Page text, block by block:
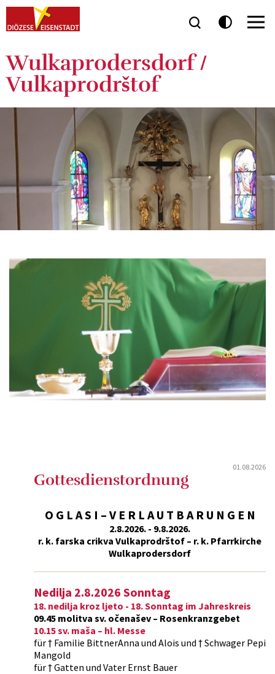
Wulkaprodersdorf /
Vulkaprodrštof
01.08.2026
Gottesdienstordnung
O G L A S I – V E R L A U T B A R U N G E N
2.8.2026. - 9.8.2026.
r. k. farska crikva Vulkaprodrštof – r. k. Pfarrkirche
Wulkaprodersdorf
Nedilja 2.8.2026 Sonntag
18. nedilja kroz ljeto - 18. Sonntag im Jahreskreis
09.45 molitva sv. očenašev – Rosenkranzgebet
10.15 sv. maša – hl. Messe
für † Familie BittnerAnna und Alois und † Schwager Pepi
Mangold
für † Gatten und Vater Ernst Bauer